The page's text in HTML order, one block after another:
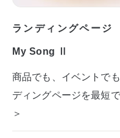
ランディングページ
My Song Ⅱ
商品でも、イベントで
ディングページを最短
＞